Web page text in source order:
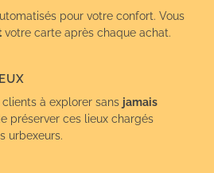
pour votre confort. Vous
votre carte après chaque achat.
à explorer sans jamais
préserver ces lieux chargés
urbexeurs.